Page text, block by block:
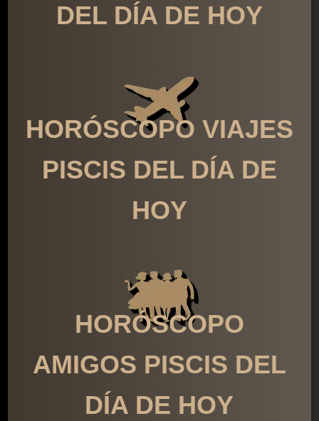
DEL DÍA DE HOY
HORÓSCOPO VIAJES
PISCIS DEL DÍA DE
HOY
HORÓSCOPO
AMIGOS PISCIS DEL
DÍA DE HOY